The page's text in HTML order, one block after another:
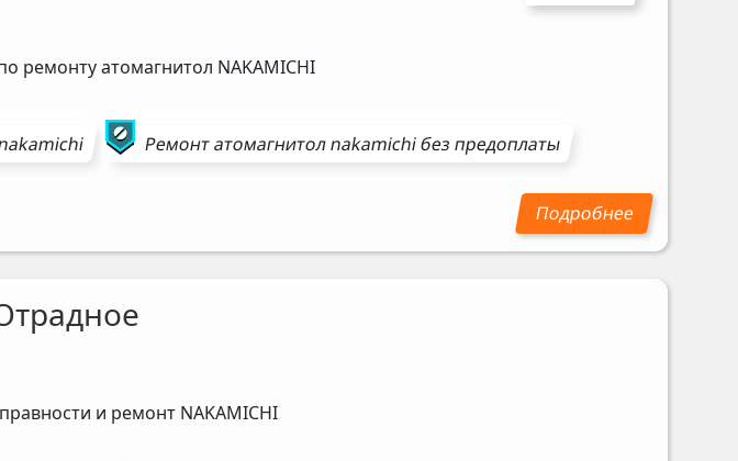
ремонту атомагнитол NAKAMICHI
Ремонтатомагнитолnakamichiбез предоплаты
и ремонт NAKAMICHI